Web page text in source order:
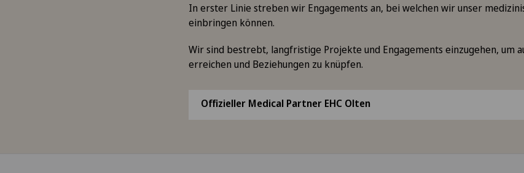
In erster Linie streben wir Engagements an, bei welchen wir unser
einbringen können.
Wir sind bestrebt, langfristige Projekte und Engagements einzugehen, um
erreichen und Beziehungen zu knüpfen.
Offizieller Medical Partner EHC Olten